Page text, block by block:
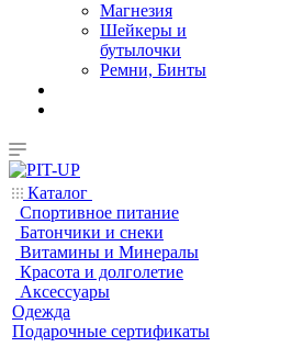
Магнезия
Шейкеры и
бутылочки
Ремни, Бинты
Каталог
Спортивное питание
Батончики и снеки
Витамины и Минералы
Красота и долголетие
Аксессуары
Одежда
Подарочные сертификаты